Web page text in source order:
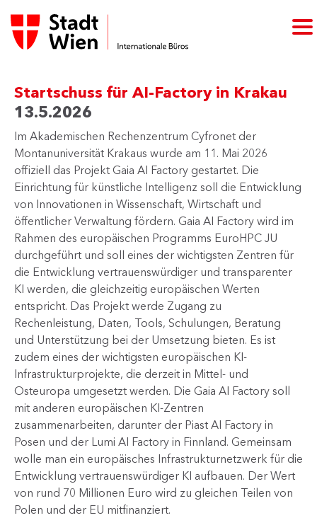
Startschuss für AI-Factory in Krakau
13.5.2026
Im Akademischen Rechenzentrum Cyfronet der
Montanuniversität Krakaus wurde am 11. Mai 2026
offiziell das Projekt Gaia AI Factory gestartet. Die
Einrichtung für künstliche Intelligenz soll die Entwicklung
von Innovationen in Wissenschaft, Wirtschaft und
öffentlicher Verwaltung fördern. Gaia AI Factory wird im
Rahmen des europäischen Programms EuroHPC JU
durchgeführt und soll eines der wichtigsten Zentren für
die Entwicklung vertrauenswürdiger und transparenter
KI werden, die gleichzeitig europäischen Werten
entspricht. Das Projekt werde Zugang zu
Rechenleistung, Daten, Tools, Schulungen, Beratung
und Unterstützung bei der Umsetzung bieten. Es ist
zudem eines der wichtigsten europäischen KI-
Infrastrukturprojekte, die derzeit in Mittel- und
Osteuropa umgesetzt werden. Die Gaia AI Factory soll
mit anderen europäischen KI-Zentren
zusammenarbeiten, darunter der Piast AI Factory in
Posen und der Lumi AI Factory in Finnland. Gemeinsam
wolle man ein europäisches Infrastrukturnetzwerk für die
Entwicklung vertrauenswürdiger KI aufbauen. Der Wert
von rund 70 Mi​llionen Euro wird zu gleichen Teilen von
Polen und der EU mitfinanziert.